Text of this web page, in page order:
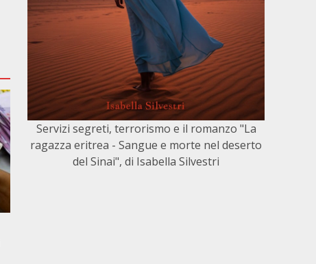
Servizi segreti, terrorismo e il romanzo "La
ragazza eritrea - Sangue e morte nel deserto
del Sinai", di Isabella Silvestri